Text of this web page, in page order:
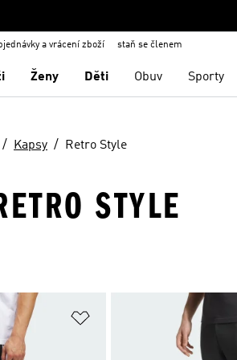
a vrácení zboží staň se členem
Ženy Děti Obuv Sporty
Kapsy Retro Style
STYLE
Přidat do seznamu přání